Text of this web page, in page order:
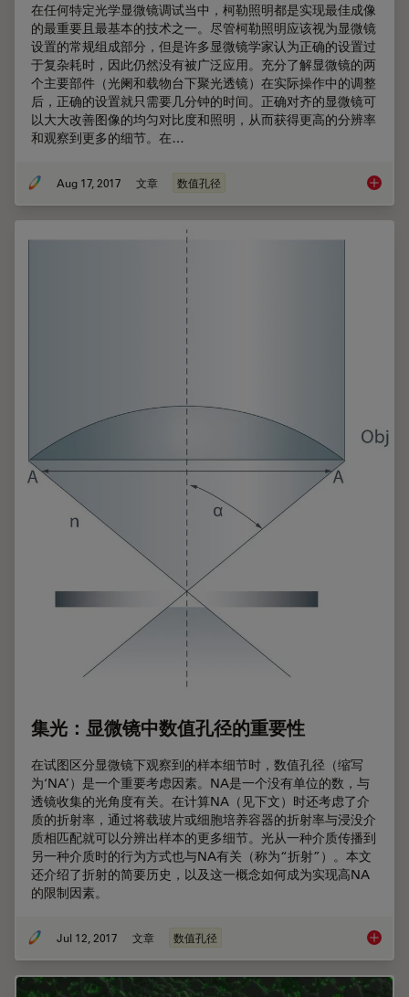
在任何特定光学显微镜调试当中，柯勒照明都是实现最佳成像
的最重要且最基本的技术之一。尽管柯勒照明应该视为显微镜
设置的常规组成部分，但是许多显微镜学家认为正确的设置过
于复杂耗时，因此仍然没有被广泛应用。充分了解显微镜的两
个主要部件（光阑和载物台下聚光透镜）在实际操作中的调整
后，正确的设置就只需要几分钟的时间。正确对齐的显微镜可
以大大改善图像的均匀对比度和照明，从而获得更高的分辨率
和观察到更多的细节。在…
Aug 17, 2017 文章 数值孔径 柯勒照
集光：显微镜中数值孔径的重要性
在试图区分显微镜下观察到的样本细节时，数值孔径（缩写
为‘NA’）是一个重要考虑因素。NA是一个没有单位的数，与
透镜收集的光角度有关。在计算NA（见下文）时还考虑了介
质的折射率，通过将载玻片或细胞培养容器的折射率与浸没介
质相匹配就可以分辨出样本的更多细节。光从一种介质传播到
另一种介质时的行为方式也与NA有关（称为“折射”）。本文
还介绍了折射的简要历史，以及这一概念如何成为实现高NA
的限制因素。
Jul 12, 2017 文章 数值孔径 集光：